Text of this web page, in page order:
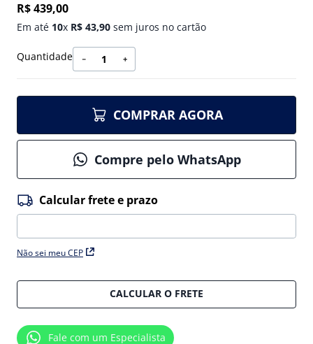
R$439,00
Em até 10x R$ 43,90 sem juros no cartão
Quantidade ＋
－
COMPRAR AGORA
Compre pelo WhatsApp
Não sei meu CEP
CALCULAR O FRETE
Fale com um Especialista